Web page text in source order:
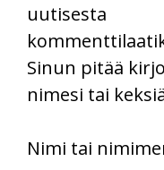
uutisesta
Sinun pitää
nimesi tai
Nimi tai